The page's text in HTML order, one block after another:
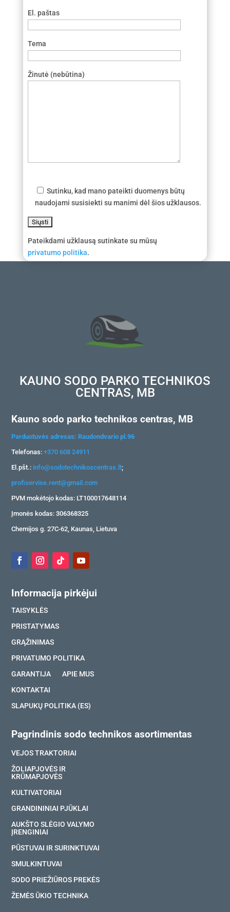
El. paštas
Tema
Žinutė (nebūtina)
Sutinku, kad mano pateikti duomenys būtų
naudojami susisiekti su manimi dėl šios užklausos.
Pateikdami užklausą sutinkate su mūsų
privatumo politika.
KAUNO SODO PARKO TECHNIKOS
CENTRAS, MB
Kauno sodo parko technikos centras, MB
Parduotuvės adresas: Raudondvario pl.96
Telefonas:+370 608 24911
El.pšt.: info@sodotechnikoscentras.lt;
profiservise.rent@gmail.com
PVM mokėtojo kodas: LT100017648114
Įmonės kodas: 306368325
Chemijos g. 27C-62, Kaunas, Lietuva
Informacija pirkėjui
TAISYKLĖS
PRISTATYMAS
GRĄŽINIMAS
PRIVATUMO POLITIKA
GARANTIJA
APIE MUS
KONTAKTAI
SLAPUKŲ POLITIKA (ES)
Pagrindinis sodo technikos asortimentas
VEJOS TRAKTORIAI
ŽOLIAPJOVĖS IR
KRŪMAPJOVĖS
KULTIVATORIAI
GRANDININIAI PJŪKLAI
AUKŠTO SLĖGIO VALYMO
ĮRENGINIAI
PŪSTUVAI IR SURINKTUVAI
SMULKINTUVAI
SODO PRIEŽIŪROS PREKĖS
ŽEMĖS ŪKIO TECHNIKA